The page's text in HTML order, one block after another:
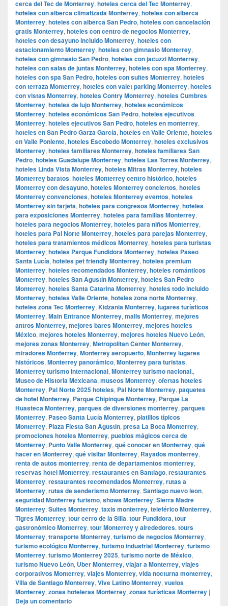
cerca del Tec de Monterrey, hoteles cerca del Tec Monterrey,
hoteles con alberca climatizada Monterrey, hoteles con alberca
Monterrey, hoteles con alberca San Pedro, hoteles con cancelación
gratis Monterrey, hoteles con centro de negocios Monterrey,
hoteles con desayuno incluido Monterrey, hoteles con
estacionamiento Monterrey, hoteles con gimnasio Monterrey,
hoteles con gimnasio San Pedro, hoteles con jacuzzi Monterrey,
hoteles con salas de juntas Monterrey, hoteles con spa Monterrey,
hoteles con spa San Pedro, hoteles con suites Monterrey, hoteles
con terraza Monterrey, hoteles con valet parking Monterrey, hoteles
con vistas Monterrey, hoteles Contry Monterrey, hoteles Cumbres
Monterrey, hoteles de lujo Monterrey, hoteles económicos
Monterrey, hoteles económicos San Pedro, hoteles ejecutivos
Monterrey, hoteles ejecutivos San Pedro, hoteles en monterrey,
hoteles en San Pedro Garza García, hoteles en Valle Oriente, hoteles
en Valle Poniente, hoteles Escobedo Monterrey, hoteles exclusivos
Monterrey, hoteles familiares Monterrey, hoteles familiares San
Pedro, hoteles Guadalupe Monterrey, hoteles Las Torres Monterrey,
hoteles Linda Vista Monterrey, hoteles Mitras Monterrey, hoteles
Monterrey baratos, hoteles Monterrey centro histórico, hoteles
Monterrey con desayuno, hoteles Monterrey conciertos, hoteles
Monterrey convenciones, hoteles Monterrey eventos, hoteles
Monterrey sin tarjeta, hoteles para congresos Monterrey, hoteles
para exposiciones Monterrey, hoteles para familias Monterrey,
hoteles para negocios Monterrey, hoteles para niños Monterrey,
hoteles para Pal Norte Monterrey, hoteles para parejas Monterrey,
hoteles para tratamientos médicos Monterrey, hoteles para turistas
Monterrey, hoteles Parque Fundidora Monterrey, hoteles Paseo
Santa Lucía, hoteles pet friendly Monterrey, hoteles premium
Monterrey, hoteles recomendados Monterrey, hoteles románticos
Monterrey, hoteles San Agustín Monterrey, hoteles San Pedro
Monterrey, hoteles Santa Catarina Monterrey, hoteles todo incluido
Monterrey, hoteles Valle Oriente, hoteles zona norte Monterrey,
hoteles zona Tec Monterrey, Kidzania Monterrey, lugares turísticos
Monterrey, Main Entrance Monterrey, malls Monterrey, mejores
antros Monterrey, mejores bares Monterrey, mejores hoteles
México, mejores hoteles Monterrey, mejores hoteles Nuevo León,
mejores zonas Monterrey, Metropolitan Center Monterrey,
miradores Monterrey, Monterrey aeropuerto, Monterrey lugares
históricos, Monterrey panorámico, Monterrey para turistas,
Monterrey turismo internacional, Monterrey turismo nacional.,
Museo de Historia Mexicana, museos Monterrey, ofertas hoteles
Monterrey, Pal Norte 2025 hoteles, Pal Norte Monterrey, paquetes
de hotel Monterrey, Parque Chipinque Monterrey, Parque La
Huasteca Monterrey, parques de diversiones monterrey, parques
Monterrey, Paseo Santa Lucía Monterrey, platillos típicos
Monterrey, Plaza Fiesta San Agustín, presa La Boca Monterrey,
promociones hoteles Monterrey, pueblos mágicos cerca de
Monterrey, Punto Valle Monterrey, qué conocer en Monterrey, qué
hacer en Monterrey, qué visitar Monterrey, Rayados monterrey,
renta de autos monterrey, renta de departamentos monterrey,
reservas hotel Monterrey, restaurantes en Santiago, restaurantes
Monterrey, restaurantes recomendados Monterrey, rutas a
Monterrey, rutas de senderismo Monterrey, Santiago nuevo leon,
seguridad Monterrey turismo, shows Monterrey, Sierra Madre
Monterrey, Suites Monterrey, taxis monterrey, teleférico Monterrey,
Tigres Monterrey, tour cerro de la Silla, tour Fundidora, tour
gastronómico Monterrey, tour Monterrey y alrededores, tours
Monterrey, transporte Monterrey, turismo de negocios Monterrey,
turismo ecológico Monterrey, turismo industrial Monterrey, turismo
Monterrey, turismo Monterrey 2025, turismo norte de México,
turismo Nuevo León, Uber Monterrey, viajar a Monterrey, viajes
corporativos Monterrey, viajes Monterrey, vida nocturna monterrey,
Villa de Santiago Monterrey, Vive Latino Monterrey, vuelos
Monterrey, zonas hoteleras Monterrey, zonas turísticas Monterrey |
Deja un comentario